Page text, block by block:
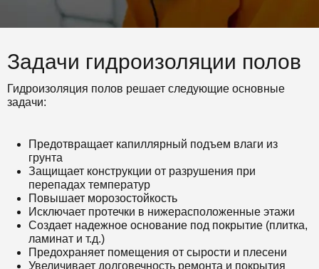
Задачи гидроизоляции полов
Гидроизоляция полов решает следующие основные
задачи:
Предотвращает капиллярный подъем влаги из
грунта
Защищает конструкции от разрушения при
перепадах температур
Повышает морозостойкость
Исключает протечки в нижерасположенные этажи
Создает надежное основание под покрытие (плитка,
ламинат и т.д.)
Предохраняет помещения от сырости и плесени
Увеличивает долговечность ремонта и покрытия